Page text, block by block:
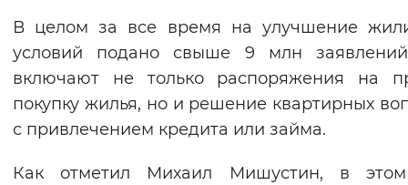
В целом за все время на улучшение
условий подано свыше 9 млн
включают не только распоряжения на
покупку жилья, но и решение квартирных
с привлечением кредита или займа.
Как отметил Михаил Мишустин, в